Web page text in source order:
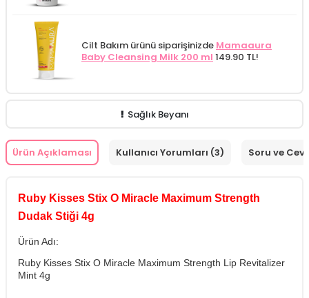
Cilt Bakım ürünü siparişinizde Mamaaura
Baby Cleansing Milk 200 ml 149.90 TL!
Sağlık Beyanı
Ürün Açıklaması Kullanıcı Yorumları (3) Soru ve
Ruby Kisses Stix O Miracle Maximum Strength
Dudak Stiği 4g
Ürün Adı:
Ruby Kisses Stix O Miracle Maximum Strength Lip Revitalizer
Mint 4g